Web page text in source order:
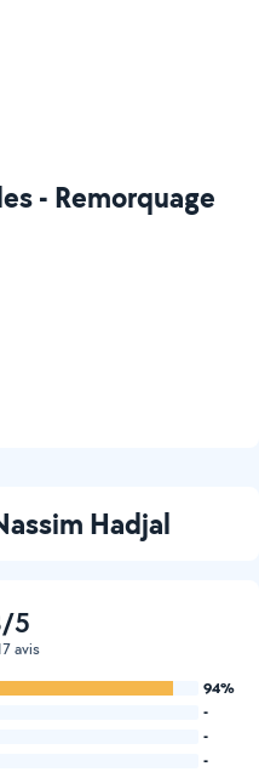
- Remorquage
Hadjal
5
avis
94%
-
-
-